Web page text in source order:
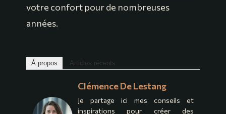
votre confort pour de nombreuses
années.
À propos Articles récents
Clémence De Lestang
Je partage ici mes conseils et
inspirations pour créer des